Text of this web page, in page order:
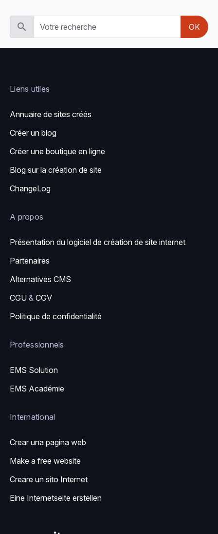
OK
Liens utiles
Annuaire de sites créés
Créer un blog
Créer une boutique en ligne
Blog sur la création de site
ChangeLog
A propos
Présentation du logiciel de création de site internet
Partenaires
Alternatives CMS
CGU & CGV
Politique de confidentialité
Professionnels
EMS Solution
EMS Académie
International
Crear una pagina web
Make a free website
Creare un sito Internet
Eine Internetseite erstellen